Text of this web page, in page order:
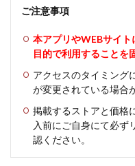
ご注意事項
本アプリやWEBサイ
目的で利用することを
アクセスのタイミング
が変更されている場合
掲載するストアと価格
入前にご自身にて必ず
認ください。